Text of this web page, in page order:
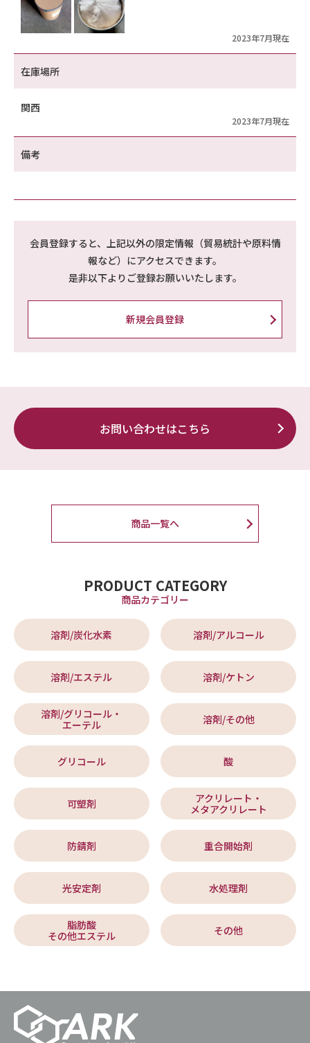
2023年7月現在
在庫場所
関西
2023年7月現在
備考
会員登録すると、上記以外の限定情報（貿易統計や原料情
報など）にアクセスできます。
是非以下よりご登録お願いいたします。
新規会員登録
お問い合わせはこちら
商品一覧へ
PRODUCT CATEGORY
商品カテゴリー
溶剤/炭化水素 溶剤/アルコール
溶剤/エステル 溶剤/ケトン
溶剤/グリコール・
エーテル
溶剤/その他
グリコール 酸
可塑剤
アクリレート・
メタアクリレート
防錆剤 重合開始剤
光安定剤 水処理剤
脂肪酸
その他エステル
その他